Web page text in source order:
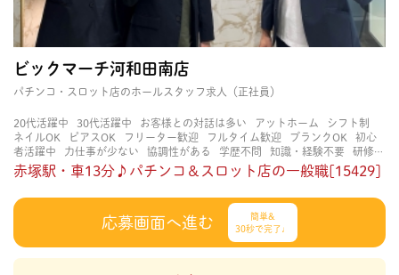
ビックマーチ河和田南店
パチンコ・スロット店のホールスタッフ求人（正社員）
20代活躍中 30代活躍中 お客様との対話は多い アットホーム
シフト制
ネイルOK
ピアスOK フリーター歓迎 フルタイム歓迎 ブランクOK
初心
者活躍中
力仕事が少ない 協調性がある 学歴不問 知識・経験不要
研修あ
り
立ち仕事 経験者・有資格者歓迎 茶髪OK 賑やかな職場
長く働ける
長期歓迎
赤塚駅・車13分♪パチンコ＆スロット店の一般職[15429]
応募画面へ進む
簡単&
30秒で完了♩